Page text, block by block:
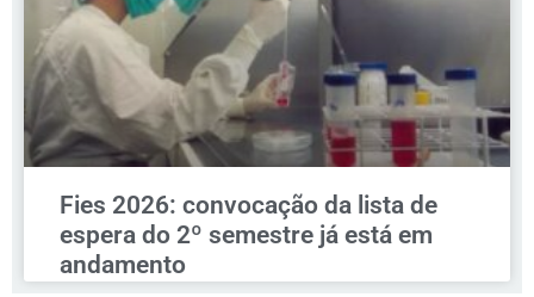
Fies 2026: convocação da lista de
espera do 2º semestre já está em
andamento